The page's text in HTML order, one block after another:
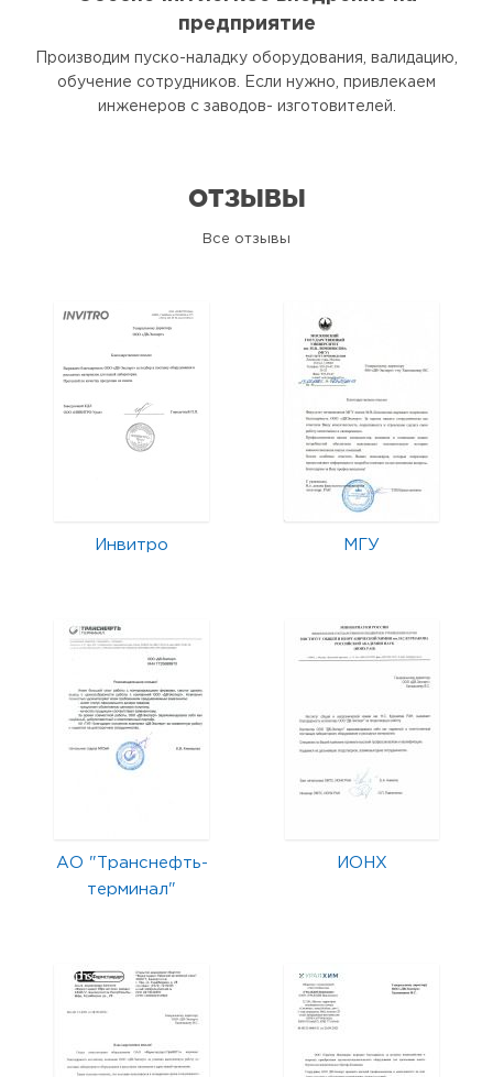
предприятие
Производим пуско-наладку оборудования, валидацию,
обучение сотрудников. Если нужно, привлекаем
инженеров с заводов- изготовителей.
ОТЗЫВЫ
Все отзывы
Инвитро МГУ
АО "Транснефть-
терминал"
ИОНХ